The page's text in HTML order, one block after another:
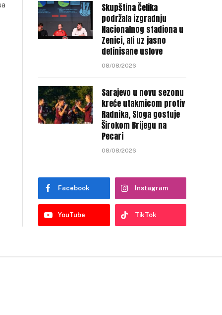
Skupština Čelika
podržala izgradnju
Nacionalnog stadiona u
Zenici, ali uz jasno
definisane uslove
08/08/2026
Sarajevo u novu sezonu
kreće utakmicom protiv
Radnika, Sloga gostuje
Širokom Brijegu na
Pecari
08/08/2026
Facebook Instagram
YouTube TikTok